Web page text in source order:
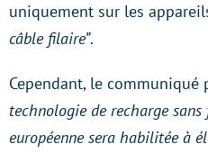
uniquement sur les
câble filaire”.
Cependant, le communiqué
technologie de recharge
européenne sera habilitée à